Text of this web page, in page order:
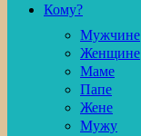
Кому?
Мужчине
Женщине
Маме
Папе
Жене
Мужу